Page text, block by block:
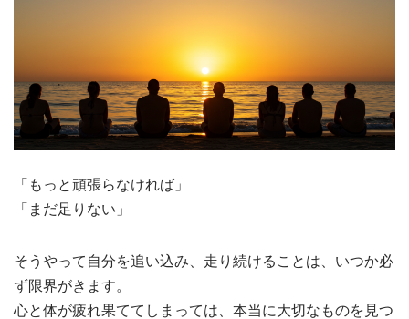
「もっと頑張らなければ」
「まだ足りない」
そうやって自分を追い込み、走り続けることは、いつか必
ず限界がきます。
心と体が疲れ果ててしまっては、本当に大切なものを見つ